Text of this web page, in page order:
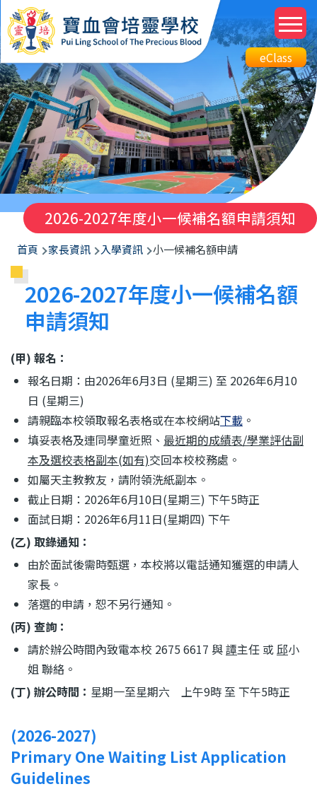
移至主內容
Top
eClass
Btn
eClass
2026-2027年度小一候補名額申請須知
導
航
連
結
首頁 家長資訊 入學資訊 小一候補名額申請
2026-2027年度小一候補名額
申請須知
(甲) 報名：
報名日期：由2026年6月3日 (星期三) 至 2026年6月10
日 (星期三)
請親臨本校領取報名表格或在本校網站下載 。
填妥表格及連同學童近照、 最近期的成績表/學業評估副
本及選校表格副本(如有)交回本校校務處。
如屬天主教教友，請附領洗紙副本。
截止日期：2026年6月10日(星期三) 下午5時正
面試日期：2026年6月11日(星期四) 下午
(乙) 取錄通知：
由於面試後需時甄選，本校將以電話通知獲選的申請人
家長。
落選的申請，恕不另行通知。
(丙) 查詢：
請於辦公時間內致電本校 2675 6617 與譚主任 或邱小
姐 聯絡。
(丁) 辦公時間： 星期一至星期六 上午9時 至 下午5時正
(2026-2027)
Primary One Waiting List Application
Guidelines